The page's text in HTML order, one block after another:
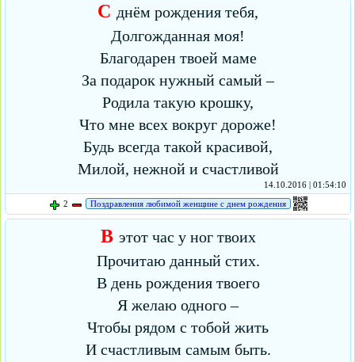
С днём рождения тебя,
Долгожданная моя!
Благодарен твоей маме
За подарок нужный самый –
Родила такую крошку,
Что мне всех вокруг дороже!
Будь всегда такой красивой,
Милой, нежной и счастливой
14.10.2016 | 01:54:10
2
Поздравления любимой женщине с днем рождения
В этот час у ног твоих
Прочитаю данный стих.
В день рождения твоего
Я желаю одного –
Чтобы рядом с тобой жить
И счастливым самым быть.